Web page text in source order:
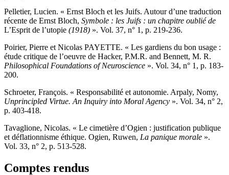
Pelletier, Lucien. « Ernst Bloch et les Juifs. Autour d’une traduction
récente de Ernst Bloch, Symbole : les Juifs : un chapitre oublié de
L’Esprit de l’utopie (1918) ». Vol. 37, n° 1, p. 219-236.
Poirier, Pierre et Nicolas PAYETTE. « Les gardiens du bon usage :
étude critique de l’oeuvre de Hacker, P.M.R. and Bennett, M. R.
Philosophical Foundations of Neuroscience ». Vol. 34, n° 1, p. 183-
200.
Schroeter, François. « Responsabilité et autonomie. Arpaly, Nomy,
Unprincipled Virtue. An Inquiry into Moral Agency ». Vol. 34, n° 2,
p. 403-418.
Tavaglione, Nicolas. « Le cimetière d’Ogien : justification publique
et déflationnisme éthique. Ogien, Ruwen, La panique morale ».
Vol. 33, n° 2, p. 513-528.
Comptes rendus